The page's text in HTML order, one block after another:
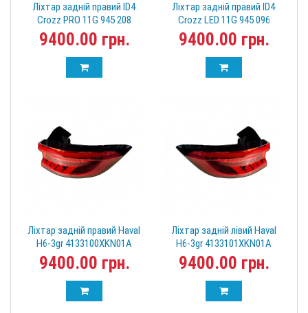
Ліхтар задній правий ID4
Crozz PRO 11G 945 208
9400.00 грн.
Ліхтар задній правий ID4
Crozz LED 11G 945 096
9400.00 грн.
Ліхтар задній правий Haval
H6-3gr 4133100XKN01A
(Хавал)
9400.00 грн.
Ліхтар задній лівий Haval
H6-3gr 4133101XKN01A
(Хавал)
9400.00 грн.